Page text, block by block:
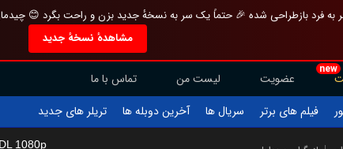
به فرد بازطراحی شده 🎉 حتماً یک سر به نسخهٔ جدید بزن و راحت بگرد 😊
مشاهدهٔ نسخهٔ جدید
new
عضویت لیست من
تماس با ما
فیلم های برتر سریال ها آخرین دوبله ها تریلر های جدید
1080p